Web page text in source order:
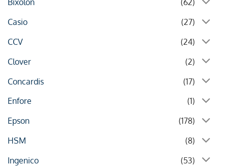
Bixolon
(62)
Casio
(27)
CCV
(24)
Clover
(2)
Concardis
(17)
Enfore
(1)
Epson
(178)
HSM
(8)
Ingenico
(53)